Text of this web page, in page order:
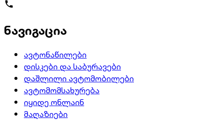
ნავიგაცია
ავტონაწილები
დისკები და საბურავები
დაშლილი ავტომობილები
ავტომომსახურება
იყიდე ონლაინ
მაღაზიები